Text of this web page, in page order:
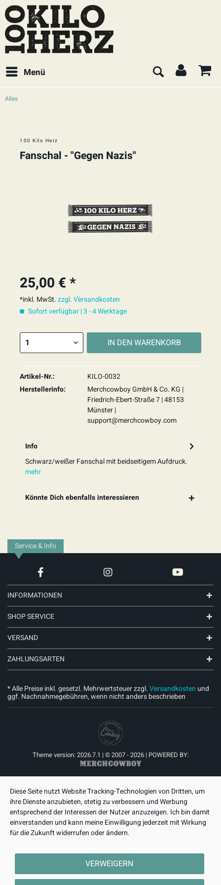
Menü
Alles
100 Kilo Herz
Fanschal - "Gegen Nazis"
25,00 € *
*inkl. MwSt.zzgl. Versandkosten
Sofort verfügbar | 3 - 4 Werktage
IN DEN WARENKORB
Artikel-Nr.:
KILO-0032
Herstellerinfo:
Merchcowboy GmbH & Co. KG |
Friedrich-Ebert-Straße 7 | 48153
Münster |
support@merchcowboy.com
Info
Schwarz/weißer Fanschal mit beidseitigem Aufdruck.
mehr
Könnte Dich ebenfalls interessieren
Service & Info
INFORMATIONEN
SHOP SERVICE
VERSAND
ZAHLUNGSARTEN
* Alle Preise inkl. gesetzl. Mehrwertsteuer zzgl.Versandkosten und
ggf. Nachnahmegebühren, wenn nicht anders beschrieben
Theme version: 2026.7.1 | © 2007 - 2026 | POWERED BY:
Diese Seite nutzt Website Tracking-Technologien von Dritten, um
ihre Dienste anzubieten, stetig zu verbessern und Werbung
entsprechend der Interessen der Nutzer anzuzeigen. Ich bin damit
einverstanden und kann meine Einwilligung jederzeit mit Wirkung
für die Zukunft widerrufen oder ändern.
VERWEIGERN